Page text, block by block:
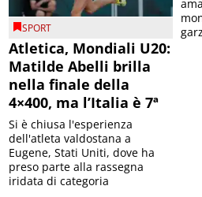
SPORT
Atletica, Mondiali U20:
Matilde Abelli brilla
nella finale della
4×400, ma l’Italia è 7ª
Si è chiusa l'esperienza
dell'atleta valdostana a
Eugene, Stati Uniti, dove ha
preso parte alla rassegna
iridata di categoria